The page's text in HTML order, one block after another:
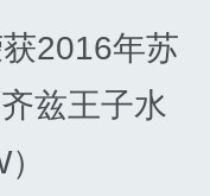
2016年苏
兹王子水